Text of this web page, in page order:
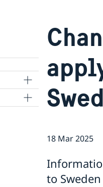
18 Mar 2025
to Sweden